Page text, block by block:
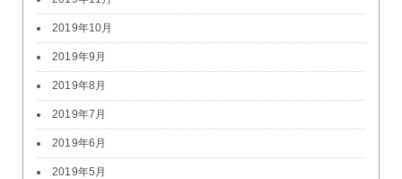
2019年10月
2019年9月
2019年8月
2019年7月
2019年6月
2019年5月